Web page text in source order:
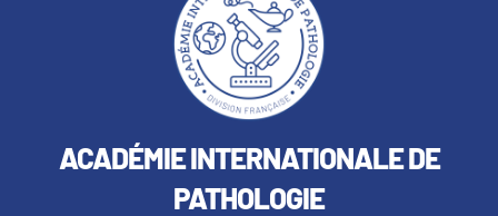
ACADÉMIE INTERNATIONALE DE
PATHOLOGIE